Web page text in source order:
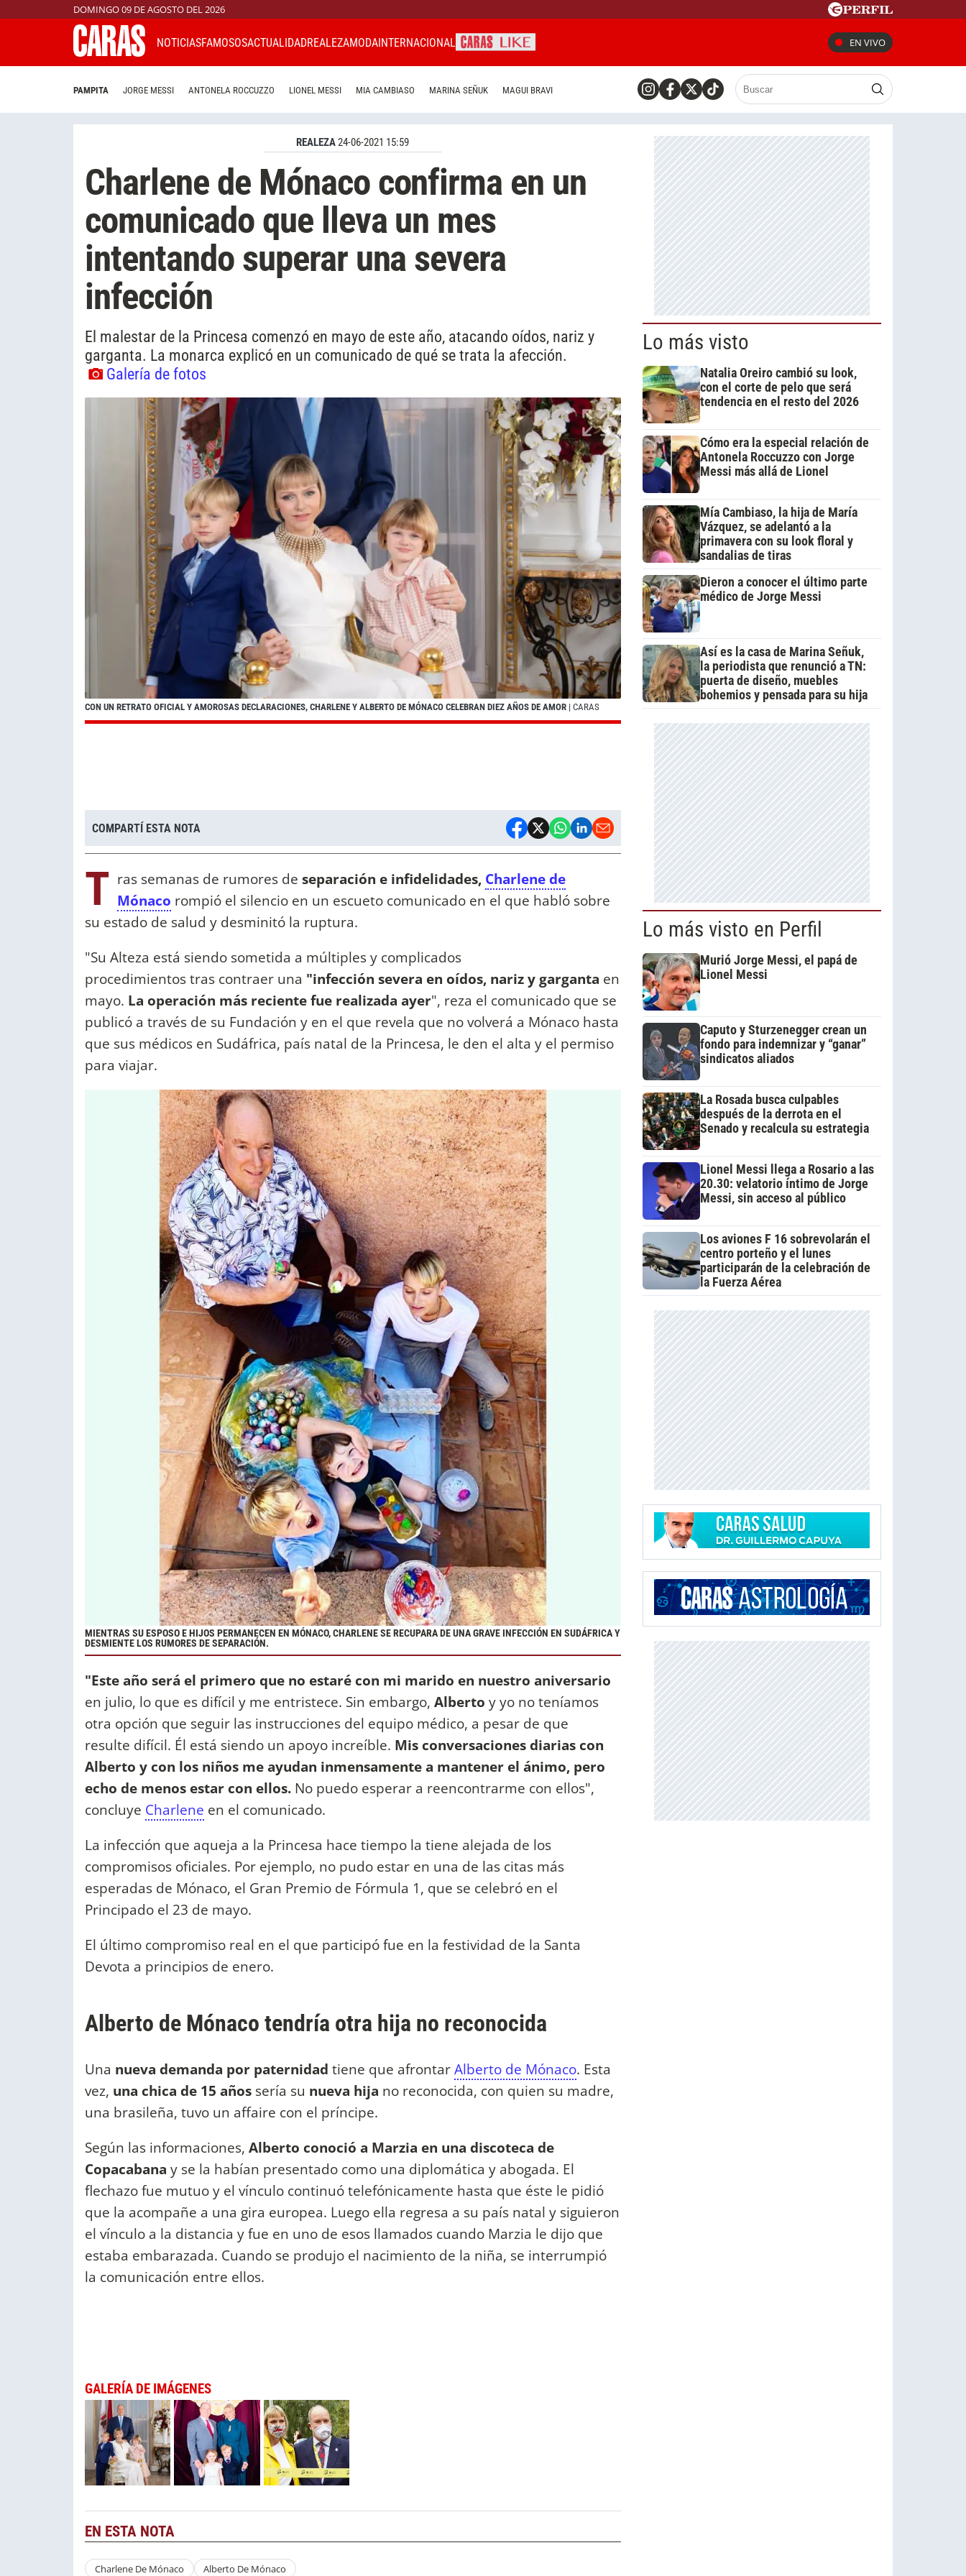
DOMINGO 09 DE AGOSTO DEL 2026
NOTICIASFAMOSOSACTUALIDADREALEZAMODAINTERNACIONAL EN VIVO
PAMPITA JORGE MESSI ANTONELA ROCCUZZO LIONEL MESSI MIA CAMBIASO MARINA SEÑUK MAGUI BRAVI
REALEZA24-06-2021 15:59
Charlene de Mónaco confirma en un
comunicado que lleva un mes
intentando superar una severa
infección
El malestar de la Princesa comenzó en mayo de este año, atacando oídos, nariz y
garganta. La monarca explicó en un comunicado de qué se trata la afección.
Galería de fotos
CON UN RETRATO OFICIAL Y AMOROSAS DECLARACIONES, CHARLENE Y ALBERTO DE MÓNACO CELEBRAN DIEZ AÑOS DE AMOR | CARAS
COMPARTÍ ESTA NOTA
T ras semanas de rumores de separación e infidelidades, Charlene de
Mónaco rompió el silencio en un escueto comunicado en el que habló sobre
su estado de salud y desminitó la ruptura.
"Su Alteza está siendo sometida a múltiples y complicados
procedimientos tras contraer una "infección severa en oídos, nariz y garganta en
mayo. La operación más reciente fue realizada ayer", reza el comunicado que se
publicó a través de su Fundación y en el que revela que no volverá a Mónaco hasta
que sus médicos en Sudáfrica, país natal de la Princesa, le den el alta y el permiso
para viajar.
MIENTRAS SU ESPOSO E HIJOS PERMANECEN EN MÓNACO, CHARLENE SE RECUPARA DE UNA GRAVE INFECCIÓN EN SUDÁFRICA Y
DESMIENTE LOS RUMORES DE SEPARACIÓN.
"Este año será el primero que no estaré con mi marido en nuestro aniversario
en julio, lo que es difícil y me entristece. Sin embargo, Alberto y yo no teníamos
otra opción que seguir las instrucciones del equipo médico, a pesar de que
resulte difícil. Él está siendo un apoyo increíble. Mis conversaciones diarias con
Alberto y con los niños me ayudan inmensamente a mantener el ánimo, pero
echo de menos estar con ellos. No puedo esperar a reencontrarme con ellos",
concluye Charlene en el comunicado.
La infección que aqueja a la Princesa hace tiempo la tiene alejada de los
compromisos oficiales. Por ejemplo, no pudo estar en una de las citas más
esperadas de Mónaco, el Gran Premio de Fórmula 1, que se celebró en el
Principado el 23 de mayo.
El último compromiso real en el que participó fue en la festividad de la Santa
Devota a principios de enero.
Alberto de Mónaco tendría otra hija no reconocida
Una nueva demanda por paternidad tiene que afrontarAlberto de Mónaco. Esta
vez, una chica de 15 años sería su nueva hija no reconocida, con quien su madre,
una brasileña, tuvo un affaire con el príncipe.
Según las informaciones, Alberto conoció a Marzia en una discoteca de
Copacabana y se la habían presentado como una diplomática y abogada. El
flechazo fue mutuo y el vínculo continuó telefónicamente hasta que éste le pidió
que la acompañe a una gira europea. Luego ella regresa a su país natal y siguieron
el vínculo a la distancia y fue en uno de esos llamados cuando Marzia le dijo que
estaba embarazada. Cuando se produjo el nacimiento de la niña, se interrumpió
la comunicación entre ellos.
GALERÍA DE IMÁGENES
EN ESTA NOTA
Charlene De Mónaco Alberto De Mónaco
Lo más visto
Natalia Oreiro cambió su look,
con el corte de pelo que será
tendencia en el resto del 2026
Cómo era la especial relación de
Antonela Roccuzzo con Jorge
Messi más allá de Lionel
Mía Cambiaso, la hija de María
Vázquez, se adelantó a la
primavera con su look floral y
sandalias de tiras
Dieron a conocer el último parte
médico de Jorge Messi
Así es la casa de Marina Señuk,
la periodista que renunció a TN:
puerta de diseño, muebles
bohemios y pensada para su hija
Lo más visto en Perfil
Murió Jorge Messi, el papá de
Lionel Messi
Caputo y Sturzenegger crean un
fondo para indemnizar y “ganar”
sindicatos aliados
La Rosada busca culpables
después de la derrota en el
Senado y recalcula su estrategia
Lionel Messi llega a Rosario a las
20.30: velatorio íntimo de Jorge
Messi, sin acceso al público
Los aviones F 16 sobrevolarán el
centro porteño y el lunes
participarán de la celebración de
la Fuerza Aérea